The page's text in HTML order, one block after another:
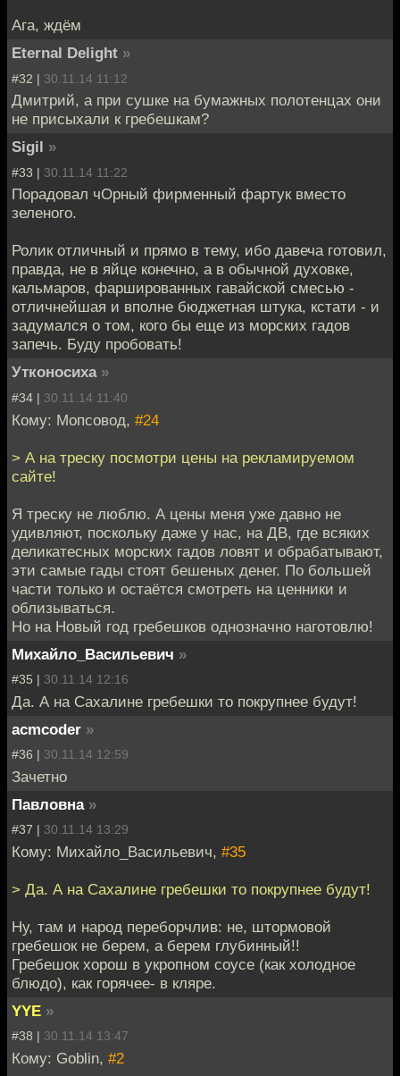
Ага, ждём
Eternal Delight »
#32 | 30.11.14 11:12
Дмитрий, а при сушке на бумажных полотенцах они
не присыхали к гребешкам?
Sigil »
#33 | 30.11.14 11:22
Порадовал чОрный фирменный фартук вместо
зеленого.
Ролик отличный и прямо в тему, ибо давеча готовил,
правда, не в яйце конечно, а в обычной духовке,
кальмаров, фаршированных гавайской смесью -
отличнейшая и вполне бюджетная штука, кстати - и
задумался о том, кого бы еще из морских гадов
запечь. Буду пробовать!
Утконосиха »
#34 | 30.11.14 11:40
Кому: Мопсовод, #24
> А на треску посмотри цены на рекламируемом
сайте!
Я треску не люблю. А цены меня уже давно не
удивляют, поскольку даже у нас, на ДВ, где всяких
деликатесных морских гадов ловят и обрабатывают,
эти самые гады стоят бешеных денег. По большей
части только и остаётся смотреть на ценники и
облизываться.
Но на Новый год гребешков однозначно наготовлю!
Михайло_Васильевич »
#35 | 30.11.14 12:16
Да. А на Сахалине гребешки то покрупнее будут!
acmcoder »
#36 | 30.11.14 12:59
Зачетно
Павловна »
#37 | 30.11.14 13:29
Кому: Михайло_Васильевич, #35
> Да. А на Сахалине гребешки то покрупнее будут!
Ну, там и народ переборчлив: не, штормовой
гребешок не берем, а берем глубинный!!
Гребешок хорош в укропном соусе (как холодное
блюдо), как горячее- в кляре.
YYE »
#38 | 30.11.14 13:47
Кому: Goblin, #2